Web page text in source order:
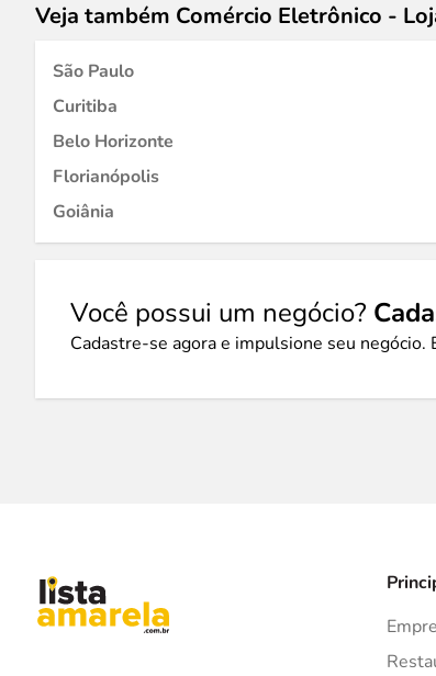
Veja também Comércio Eletrônico -
São Paulo
Curitiba
Belo Horizonte
Florianópolis
Goiânia
Você possui um negócio?
Cadastre-se agora e impulsione seu negócio.